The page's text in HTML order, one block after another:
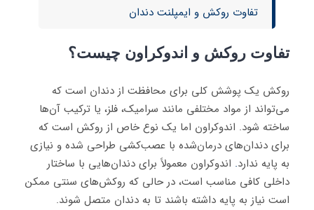
تفاوت روکش و ایمپلنت دندان
تفاوت روکش و اندوکراون چیست؟
روکش یک پوشش کلی برای محافظت از دندان است که
می‌تواند از مواد مختلفی مانند سرامیک، فلز، یا ترکیب آن‌ها
ساخته شود. اندوکراون اما یک نوع خاص از روکش است که
برای دندان‌های درمان‌شده با عصب‌کشی طراحی شده و نیازی
به پایه ندارد. اندوکراون معمولاً برای دندان‌هایی با ساختار
داخلی کافی مناسب است، در حالی که روکش‌های سنتی ممکن
است نیاز به پایه داشته باشند تا به دندان متصل شوند.